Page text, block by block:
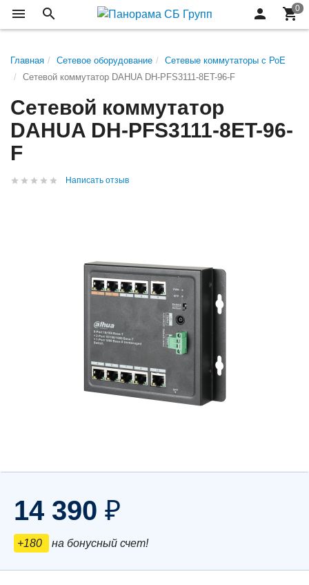
Главная Сетевое оборудование
Сетевые коммутаторы с РоЕ
Сетевой коммутатор DAHUA DH-PFS3111-8ET-96-F
Сетевой коммутатор
DAHUA DH-PFS3111-8ET-96-
F
Написать отзыв
14 390 ₽
+180 на бонусный счет!